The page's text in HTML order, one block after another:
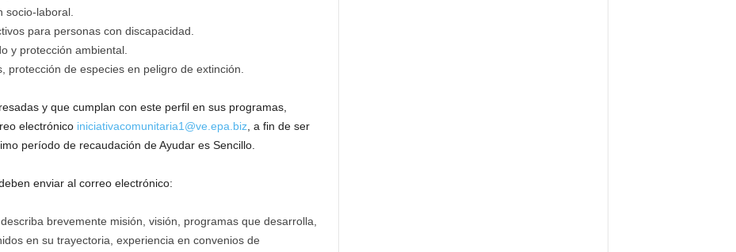
socio-laboral.
para personas con discapacidad.
y protección ambiental.
protección de especies en peligro de extinción.
y que cumplan con este perfil en sus programas,
electrónico iniciativacomunitaria1@ve.epa.biz, a fin de ser
período de recaudación de Ayudar es Sencillo.
enviar al correo electrónico:
brevemente misión, visión, programas que desarrolla,
en su trayectoria, experiencia en convenios de